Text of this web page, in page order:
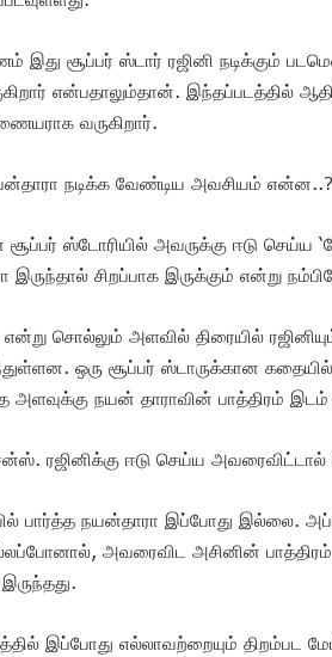
இது சூப்பர் ஸ்டார் ரஜினி நடிக்கும்
என்பதாலும்தான். இந்தப்படத்தில்
வருகிறார்.
நடிக்க வேண்டிய அவசியம்
சூப்பர் ஸ்டோரியில் அவருக்கு ஈடு செய்ய
சிறப்பாக இருக்கும் என்று
சொல்லும் அளவில் திரையில்
ஒரு சூப்பர் ஸ்டாருக்கான
அளவுக்கு நயன் தாராவின் பாத்திரம் இடம்
ரஜினிக்கு ஈடு செய்ய
பார்த்த நயன்தாரா இப்போது இல்லை.
அவரைவிட அசினின் பாத்திரம்
இப்போது எல்லாவற்றையும் திறம்பட